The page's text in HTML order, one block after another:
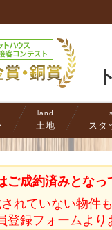
land
土地 スタ
ご成約済みとなっ
れていない物件
登録フォームより